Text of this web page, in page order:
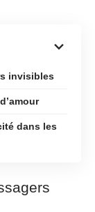
invisibles
dans les